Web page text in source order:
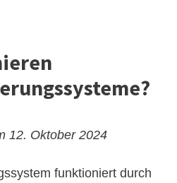
12. Oktober 2024
funktioniert durch